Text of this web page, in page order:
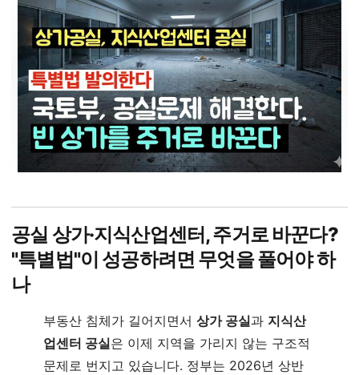
공실 상가·지식산업센터, 주거로 바꾼다?
"특별법"이 성공하려면 무엇을 풀어야 하
나
부동산 침체가 길어지면서 상가 공실과 지식산
업센터 공실은 이제 지역을 가리지 않는 구조적
문제로 번지고 있습니다. 정부는 2026년 상반